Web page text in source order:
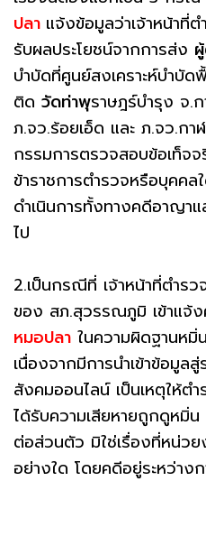
ปลา แจ้งข้อมูลว่าเจ้าหน้าที่
รับผลประโยชน์จากการส่ง
บำบัดที่ศูนย์สงเคราะห์บำบั
ติด วัดท่าพุราษฎร์บำรุง จ.
ภ.จว.ร้อยเอ็ด และ ภ.จว.ก
กรรมการตรวจสอบข้อเท็จ
ข้าราชการตำรวจหรือบุคคล
ดำเนินการทั้งทางคดีอาญา
ไป
2.เป็นกรณีที่ เจ้าหน้าที่ตำรว
ของ สภ.สุวรรณภูมิ เข้าแจ้
หมอปลา ในความผิดฐานหมิ่
เนื่องจากมีการนำเข้าข้อมูล
สังคมออนไลน์ เป็นเหตุให้ต
ได้รับความเสียหายถูกดูหมิ่
ต่อส่วนตัว มิใช่เรื่องที่หน่ว
อย่างใด โดยคดีอยู่ระหว่าง